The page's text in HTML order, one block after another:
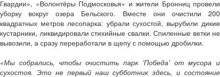
Гвардии», «Волонтёры Подмосковья» и жители Бронниц провели
уборку вокруг озера Бельского. Вместе они очистили 200
квадратных метров лесопарка: убрали сухостой, вырубили дикие
кустарники, ликвидировали стихийные свалки. Спиленные ветки не
вывозили, а сразу переработали в щепу с помощью дробилки.
«Мы собрались, чтобы очистить парк 'Победа' от мусора и
сухостоя. Это не первый наш субботник здесь, и состояние